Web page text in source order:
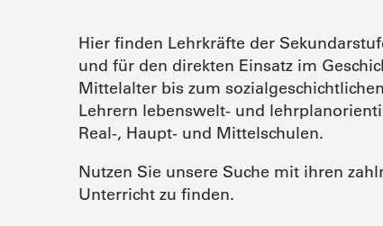
Hier finden Lehrkräfte der
und für den direkten Einsatz im
Mittelalter bis zum
Lehrern lebenswelt- und
Real-, Haupt- und Mittelschulen.
Nutzen Sie unsere Suche mit ihren
Unterricht zu finden.